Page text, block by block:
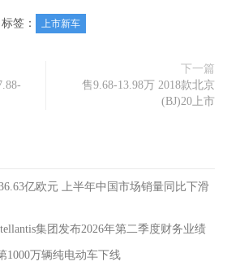
标签： 上市新车
下一篇
售9.68-13.98万 2018款北京
(BJ)20上市
亿欧元 上半年中国市场销量同比下滑
集团发布2026年第二季度财务业绩
1000万辆纯电动车下线